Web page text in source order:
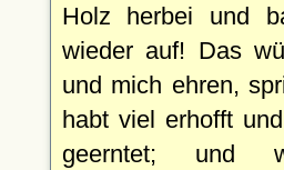
Holz herbei und
wieder auf! Das
und mich ehren,
habt viel erhofft
geerntet; und